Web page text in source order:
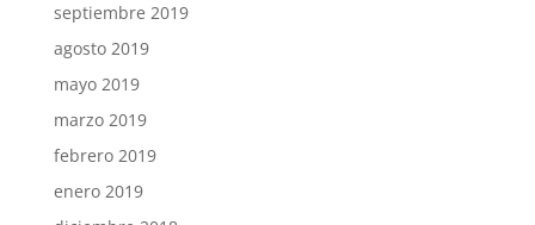
septiembre 2019
agosto 2019
mayo 2019
marzo 2019
febrero 2019
enero 2019